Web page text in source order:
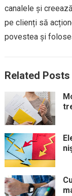
canalele și
pe clienți să
povestea și
Related Posts